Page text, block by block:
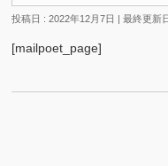
投稿日 : 2022年12月7日 最終更新
[mailpoet_page]